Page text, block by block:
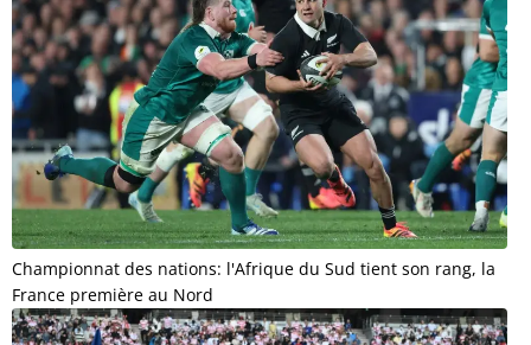
Championnat des nations: l'Afrique du Sud tient son rang, la
France première au Nord